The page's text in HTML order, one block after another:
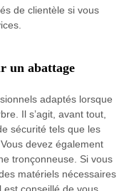
de clientèle si vous
un abattage
adaptés lorsque
Il s’agit, avant tout,
sécurité tels que les
devez également
tronçonneuse. Si vous
matériels nécessaires